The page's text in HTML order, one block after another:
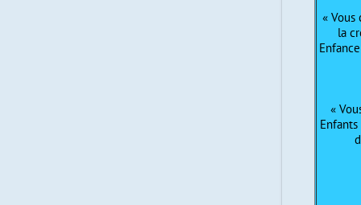
« Vous
la
«